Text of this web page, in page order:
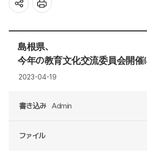
島根県、
今年の教育文化交流委員会開催
2023-04-19
書き込み Admin
ファイル